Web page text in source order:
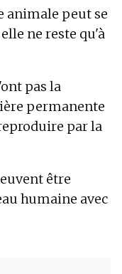
animale peut se
ne reste qu'à
pas la
permanente
par la
être
humaine avec